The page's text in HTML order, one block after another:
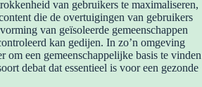
van gebruikers te maximaliseren,
die de overtuigingen van gebruikers
van geïsoleerde gemeenschappen
kan gedijen. In zo’n omgeving
om een ​​gemeenschappelijke basis te vinden
debat dat essentieel is voor een gezonde